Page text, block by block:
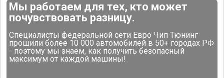
Мы работаем для тех, кто может
почувствовать разницу.
Специалисты федеральной сети Евро Чип Тюнинг
прошили более 10 000 автомобилей в 50+ городах РФ
- поэтому мы знаем, как получить безопасный
максимум от каждой машины!